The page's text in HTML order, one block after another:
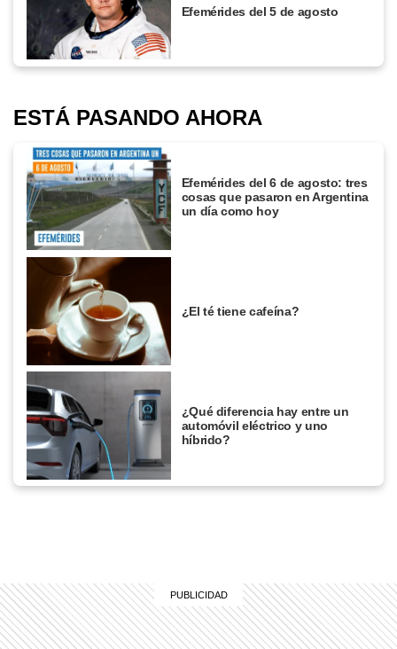
Efemérides del 5 de agosto
ESTÁ PASANDO AHORA
Efemérides del 6 de agosto: tres
cosas que pasaron en Argentina
un día como hoy
¿El té tiene cafeína?
¿Qué diferencia hay entre un
automóvil eléctrico y uno
híbrido?